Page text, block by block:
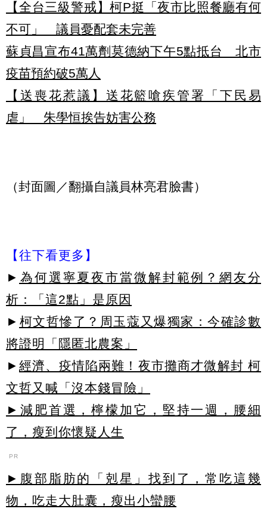
【全台三級警戒】柯P挺「夜市比照餐廳有何
不可」 議員憂配套未完善
蘇貞昌宣布41萬劑莫德納下午5點抵台 北市
疫苗預約破5萬人
【送喪花惹議】送花籃嗆疾管署「下民易
虐」 朱學恒挨告妨害公務
（封面圖／翻攝自議員林亮君臉書）
【往下看更多】
► 為何選寧夏夜市當微解封範例？網友分
析：「這2點」是原因
► 柯文哲慘了？周玉蔻又爆獨家：今確診數
將證明「隱匿北農案」
► 經濟、疫情陷兩難！夜市攤商才微解封 柯
文哲又喊「沒本錢冒險」
►減肥首選，檸檬加它，堅持一週，腰細
了，瘦到你懷疑人生
PR
►腹部脂肪的「剋星」找到了，常吃這幾
物，吃走大肚囊，瘦出小蠻腰